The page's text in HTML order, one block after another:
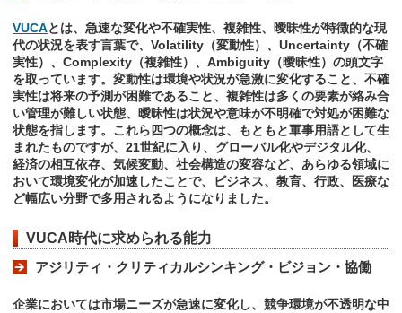
VUCAとは、急速な変化や不確実性、複雑性、曖昧性が特徴的な現
代の状況を表す言葉で、Volatility（変動性）、Uncertainty（不確
実性）、Complexity（複雑性）、Ambiguity（曖昧性）の頭文字
を取っています。変動性は環境や状況が急激に変化すること、不確
実性は将来の予測が困難であること、複雑性は多くの要素が絡み合
い管理が難しい状態、曖昧性は状況や意味が不明確で対処が困難な
状態を指します。これら四つの概念は、もともと軍事用語として生
まれたものですが、21世紀に入り、グローバル化やデジタル化、
経済の相互依存、気候変動、社会構造の変容など、あらゆる領域に
おいて環境変化が加速したことで、ビジネス、教育、行政、医療な
ど幅広い分野で多用されるようになりました。
VUCA時代に求められる能力
アジリティ・クリティカルシンキング・ビジョン・協働
企業においては市場ニーズが急速に変化し、競争環境が不透明な中